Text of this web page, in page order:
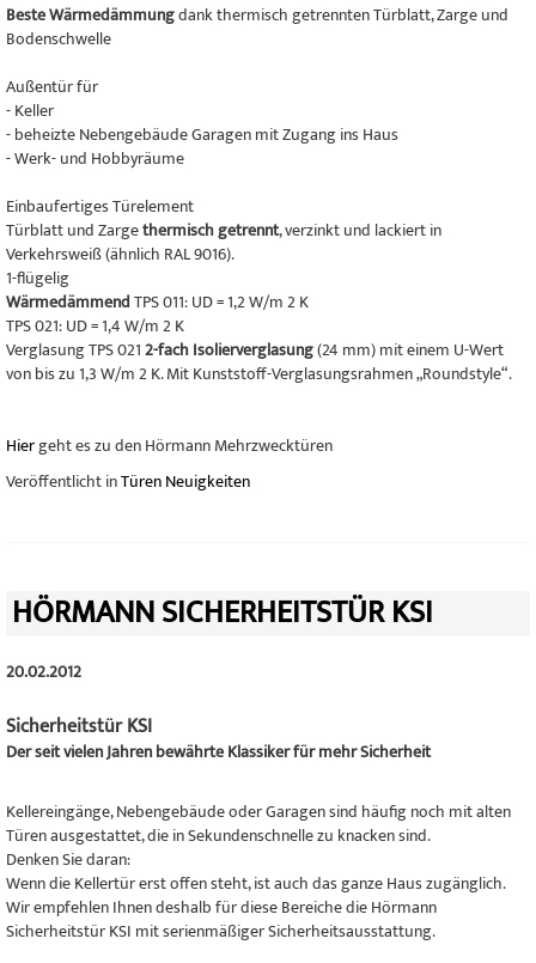
Beste Wärmedämmungdank thermisch getrennten Türblatt, Zarge und
Bodenschwelle
Außentür für
- Keller
- beheizte Nebengebäude Garagen mit Zugang ins Haus
- Werk- und Hobbyräume
Einbaufertiges Türelement
Türblatt und Zargethermisch getrennt, verzinkt und lackiert in
Verkehrsweiß (ähnlich RAL 9016).
1-flügelig
WärmedämmendTPS 011: UD = 1,2 W/m 2 K
TPS 021: UD = 1,4 W/m 2 K
Verglasung TPS 0212-fach Isolierverglasung(24 mm) mit einem U-Wert
von bis zu 1,3 W/m 2 K. Mit Kunststoff-Verglasungsrahmen „Roundstyle“.
Hiergeht es zu den Hörmann Mehrzwecktüren
Veröffentlicht inTüren Neuigkeiten
HÖRMANN SICHERHEITSTÜR KSI
20.02.2012
Sicherheitstür KSI
Der seit vielen Jahren bewährte Klassiker für mehr Sicherheit
Kellereingänge, Nebengebäude oder Garagen sind häufig noch mit alten
Türen ausgestattet, die in Sekundenschnelle zu knacken sind.
Denken Sie daran:
Wenn die Kellertür erst offen steht, ist auch das ganze Haus zugänglich.
Wir empfehlen Ihnen deshalb für diese Bereiche die Hörmann
Sicherheitstür KSI mit serienmäßiger Sicherheitsausstattung.